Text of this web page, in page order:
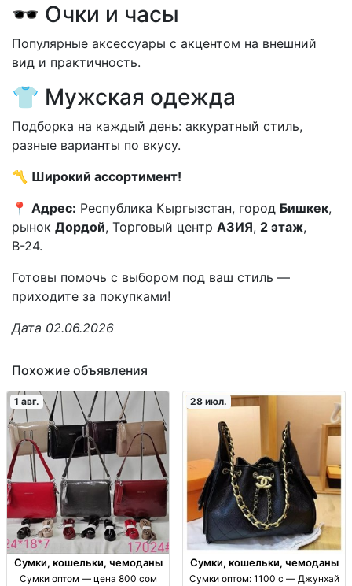
🕶 Очки и часы
Популярные аксессуары с акцентом на внешний
вид и практичность.
👕 Мужская одежда
Подборка на каждый день: аккуратный стиль,
разные варианты по вкусу.
〽️ Широкий ассортимент!
📍 Адрес: Республика Кыргызстан, город Бишкек,
рынок Дордой, Торговый центр АЗИЯ, 2 этаж,
В-24.
Готовы помочь с выбором под ваш стиль —
приходите за покупками!
Дата 02.06.2026
Похожие объявления
1 авг.
Сумки, кошельки, чемоданы
Сумки оптом — цена 800 сом
28 июл.
Сумки, кошельки, чемоданы
Сумки оптом: 1100 с — Джунхай